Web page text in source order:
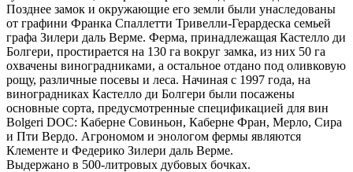
Позднее замок и окружающие его земли были унаследованы
от графини Франка Спаллетти Тривелли-Герардеска семьей
графа Зилери даль Верме. Ферма, принадлежащая Кастелло ди
Болгери, простирается на 130 га вокруг замка, из них 50 га
охвачены виноградниками, а остальное отдано под оливковую
рощу, различные посевы и леса. Начиная с 1997 года, на
виноградниках Кастелло ди Болгери были посажены
основные сорта, предусмотренные спецификацией для вин
Bolgeri DOC: Каберне Совиньон, Каберне Фран, Мерло, Сира
и Пти Вердо. Агрономом и энологом фермы являются
Клементе и Федерико Зилери даль Верме.
Выдержано в 500-литровых дубовых бочках.